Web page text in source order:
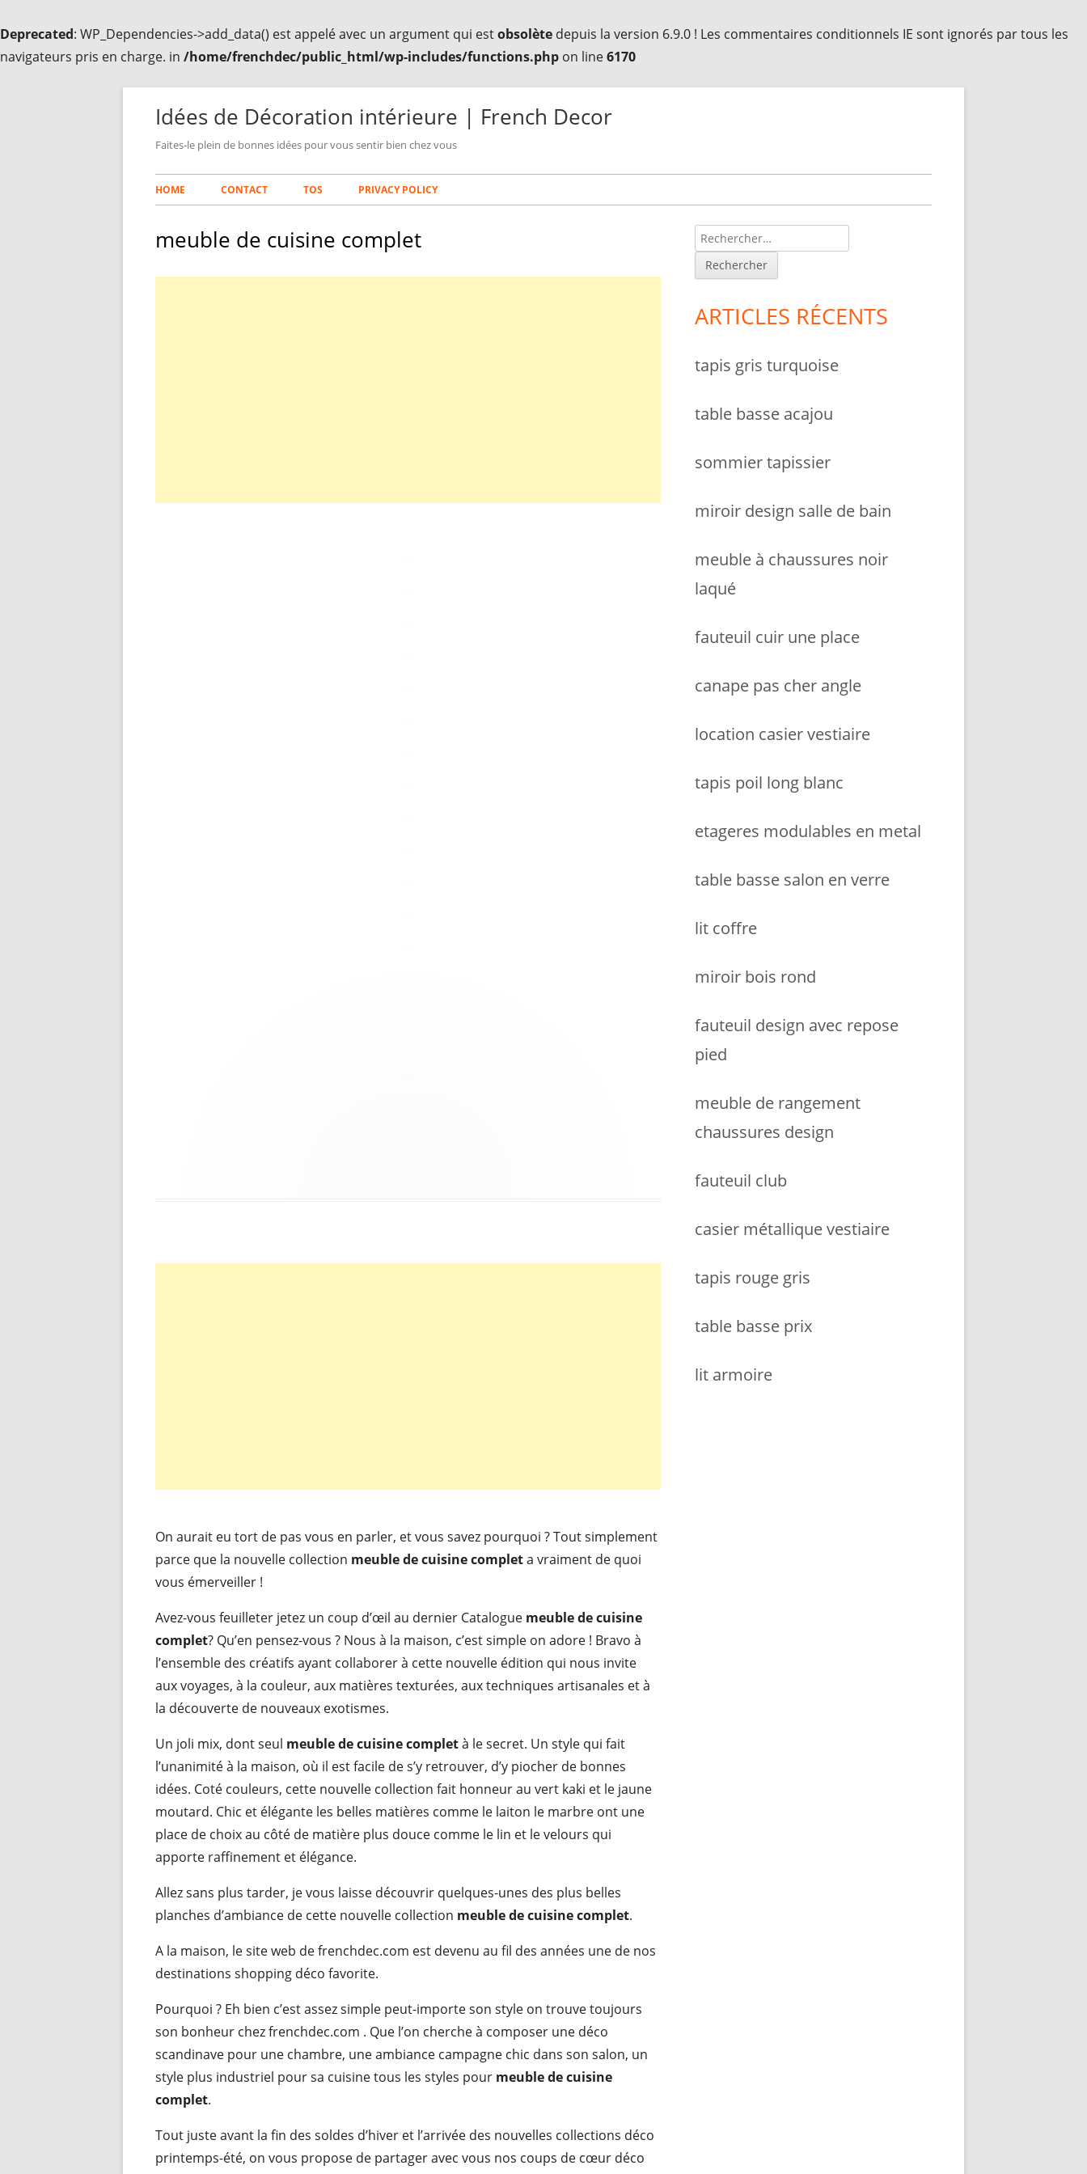
Deprecated: WP_Dependencies->add_data() est appelé avec un argument qui estobsolète depuis la version 6.9.0 ! Les commentaires conditionnels IE sont ignorés par tous les
navigateurs pris en charge. in /home/frenchdec/public_html/wp-includes/functions.php on line6170
Idées de Décoration intérieure | French Decor
Faites-le plein de bonnes idées pour vous sentir bien chez vous
Menu
principal
HOME CONTACT TOS PRIVACY POLICY
meuble de cuisine complet
On aurait eu tort de pas vous en parler, et vous savez pourquoi ? Tout simplement
parce que la nouvelle collection meuble de cuisine completa vraiment de quoi
vous émerveiller !
Avez-vous feuilleter jetez un coup d’œil au dernier Catalogue meuble de cuisine
complet? Qu’en pensez-vous ? Nous à la maison, c’est simple on adore ! Bravo à
l’ensemble des créatifs ayant collaborer à cette nouvelle édition qui nous invite
aux voyages, à la couleur, aux matières texturées, aux techniques artisanales et à
la découverte de nouveaux exotismes.
Un joli mix, dont seul meuble de cuisine completà le secret. Un style qui fait
l’unanimité à la maison, où il est facile de s’y retrouver, d’y piocher de bonnes
idées. Coté couleurs, cette nouvelle collection fait honneur au vert kaki et le jaune
moutard. Chic et élégante les belles matières comme le laiton le marbre ont une
place de choix au côté de matière plus douce comme le lin et le velours qui
apporte raffinement et élégance.
Allez sans plus tarder, je vous laisse découvrir quelques-unes des plus belles
planches d’ambiance de cette nouvelle collection meuble de cuisine complet.
A la maison, le site web de frenchdec.com est devenu au fil des années une de nos
destinations shopping déco favorite.
Pourquoi ? Eh bien c’est assez simple peut-importe son style on trouve toujours
son bonheur chez frenchdec.com . Que l’on cherche à composer une déco
scandinave pour une chambre, une ambiance campagne chic dans son salon, un
style plus industriel pour sa cuisine tous les styles pour meuble de cuisine
complet.
Tout juste avant la fin des soldes d’hiver et l’arrivée des nouvelles collections déco
printemps-été, on vous propose de partager avec vous nos coups de cœur déco
Colonne
latérale
principale
R
e
c
e
h
r
:
ARTICLES RÉCENTS
tapis gris turquoise
table basse acajou
sommier tapissier
miroir design salle de bain
meuble à chaussures noir
laqué
fauteuil cuir une place
canape pas cher angle
location casier vestiaire
tapis poil long blanc
etageres modulables en metal
table basse salon en verre
lit coffre
miroir bois rond
fauteuil design avec repose
pied
meuble de rangement
chaussures design
fauteuil club
casier métallique vestiaire
tapis rouge gris
table basse prix
lit armoire